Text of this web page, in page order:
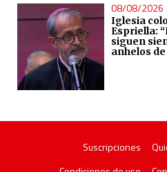
08/08/2026
Iglesia
Espriella:
siguen
anhelos
Suscripciones